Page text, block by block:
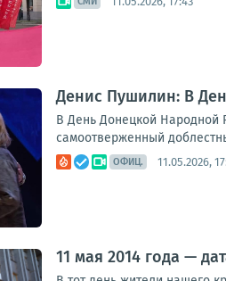
Денис Пушилин: В
В День Донецкой Народной
самоотверженный
ОФИЦ. 11.05.2026,
11 мая 2014 года —